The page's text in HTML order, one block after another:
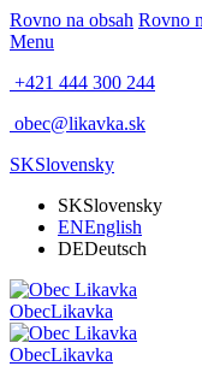
Rovno na obsah Rovno
Menu
+421 444 300 244
obec@likavka.sk
SKSlovensky
SKSlovensky
ENEnglish
DEDeutsch
ObecLikavka
ObecLikavka